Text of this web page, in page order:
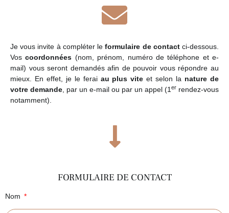
Je vous invite à compléter leformulaire de contactci-dessous.
Voscoordonnées (nom, prénom, numéro de téléphone et e-
mail) vous seront demandés afin de pouvoir vous répondre au
mieux. En effet, je le feraiau plus vite et selon la nature de
votre demande, par un e-mail ou par un appel (1er rendez-vous
notamment).
FORMULAIRE DE CONTACT
Nom